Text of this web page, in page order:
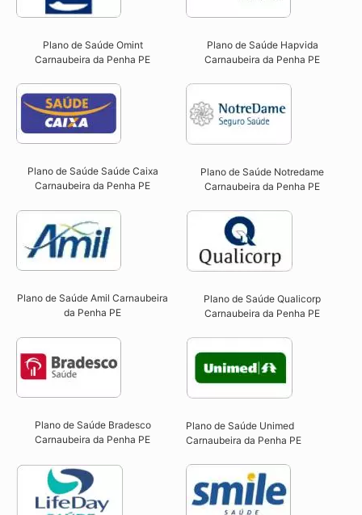
Plano de Saúde Omint
Carnaubeira da Penha PE​
Plano de Saúde Hapvida
Carnaubeira da Penha PE​
Plano de Saúde Saúde Caixa
Carnaubeira da Penha PE​
Plano de Saúde Notredame
Carnaubeira da Penha PE​
Plano de Saúde Amil Carnaubeira
da Penha PE
Plano de Saúde Qualicorp
Carnaubeira da Penha PE​
Plano de Saúde Bradesco
Carnaubeira da Penha PE
Plano de Saúde Unimed
Carnaubeira da Penha PE